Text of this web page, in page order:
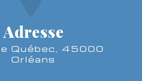
Adresse
Orléans